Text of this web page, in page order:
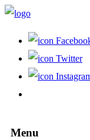
Twitter
Menu